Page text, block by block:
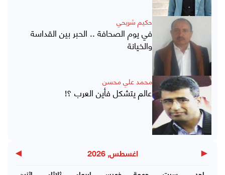
حكيم شريحي
في يوم الصحافة .. الحبر بين القداسة
والخيانة
محمد علي محسن
عالم يتشكل فأين العرب ؟!
◀ اغسطس, 2026 ▶